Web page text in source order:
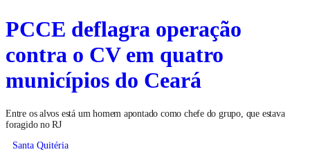
PCCE deflagra operação
contra o CV em quatro
municípios do Ceará
Entre os alvos está um homem apontado como chefe do grupo, que estava
foragido no RJ
Santa Quitéria